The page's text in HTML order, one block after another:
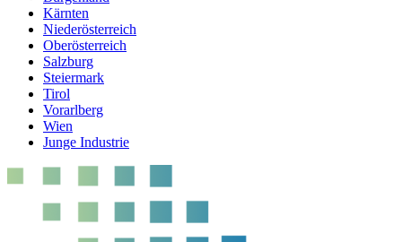
Kärnten
Niederösterreich
Oberösterreich
Salzburg
Steiermark
Tirol
Vorarlberg
Wien
Junge Industrie